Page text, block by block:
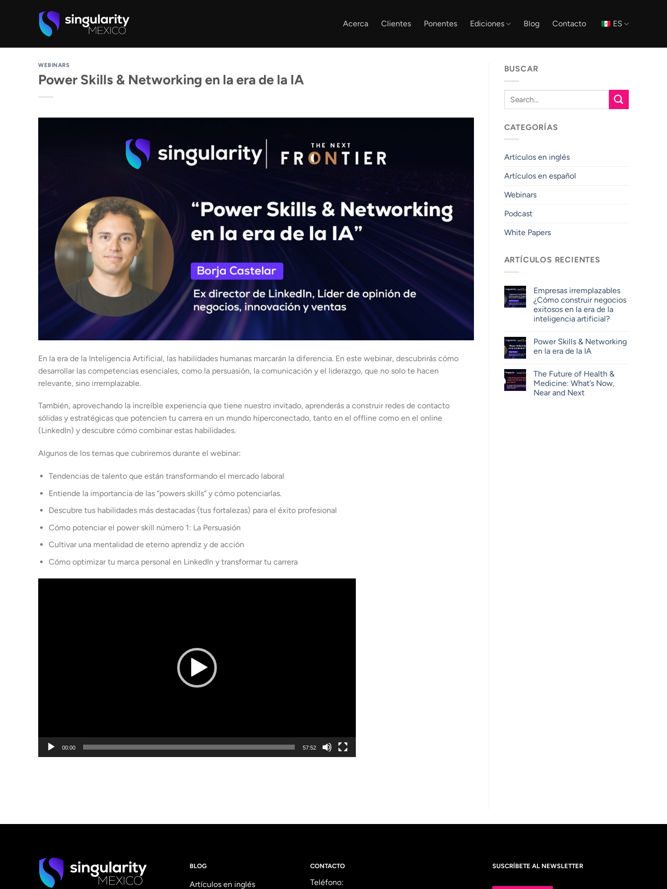
Acerca Clientes Ponentes Ediciones Blog Contacto ES
WEBINARS
Power Skills & Networking en la era de la IA
En la era de la Inteligencia Artificial, las habilidades humanas marcarán la diferencia. En este webinar, descubrirás cómo
desarrollar las competencias esenciales, como la persuasión, la comunicación y el liderazgo, que no solo te hacen
relevante, sino irremplazable.
También, aprovechando la increíble experiencia que tiene nuestro invitado, aprenderás a construir redes de contacto
sólidas y estratégicas que potencien tu carrera en un mundo hiperconectado, tanto en el offline como en el online
(LinkedIn) y descubre cómo combinar estas habilidades.
Algunos de los temas que cubriremos durante el webinar:
Tendencias de talento que están transformando el mercado laboral
Entiende la importancia de las “powers skills” y cómo potenciarlas.
Descubre tus habilidades más destacadas (tus fortalezas) para el éxito profesional
Cómo potenciar el power skill número 1: La Persuasión
Cultivar una mentalidad de eterno aprendiz y de acción
Cómo optimizar tu marca personal en LinkedIn y transformar tu carrera
00:00 57:52
BUSCAR
CATEGORÍAS
Artículos en inglés
Artículos en español
Webinars
Podcast
White Papers
ARTÍCULOS RECIENTES
Empresas irremplazables
¿Cómo construir negocios
exitosos en la era de la
inteligencia artificial?
Power Skills & Networking
en la era de la IA
The Future of Health &
Medicine: What’s Now,
Near and Next
BLOG
Artículos en inglés
CONTACTO
Teléfono:
SUSCRÍBETE AL NEWSLETTER